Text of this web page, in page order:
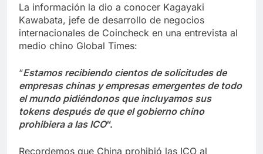
La información la dio a conocer Kagayaki
Kawabata, jefe de desarrollo de negocios
internacionales de Coincheck en una entrevista al
medio chino Global Times:
“Estamos recibiendo cientos de solicitudes de
empresas chinas y empresas emergentes de todo
el mundo pidiéndonos que incluyamos sus
tokens después de que el gobierno chino
prohibiera a las ICO“.
Recordemos que China prohibió las ICO al